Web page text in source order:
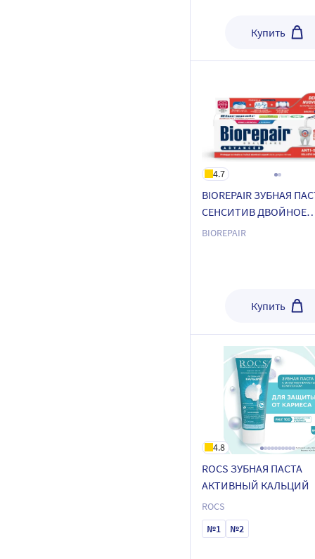
Купить
4.7
BIOREPAIR ЗУБНАЯ
СЕНСИТИВ ДВОЙНОЕ
ДЕЙСТВИЕ 75МЛ
BIOREPAIR
Купить
4.8
ROCS ЗУБНАЯ ПАСТА
АКТИВНЫЙ КАЛЬЦИЙ
ROCS
№1
№2